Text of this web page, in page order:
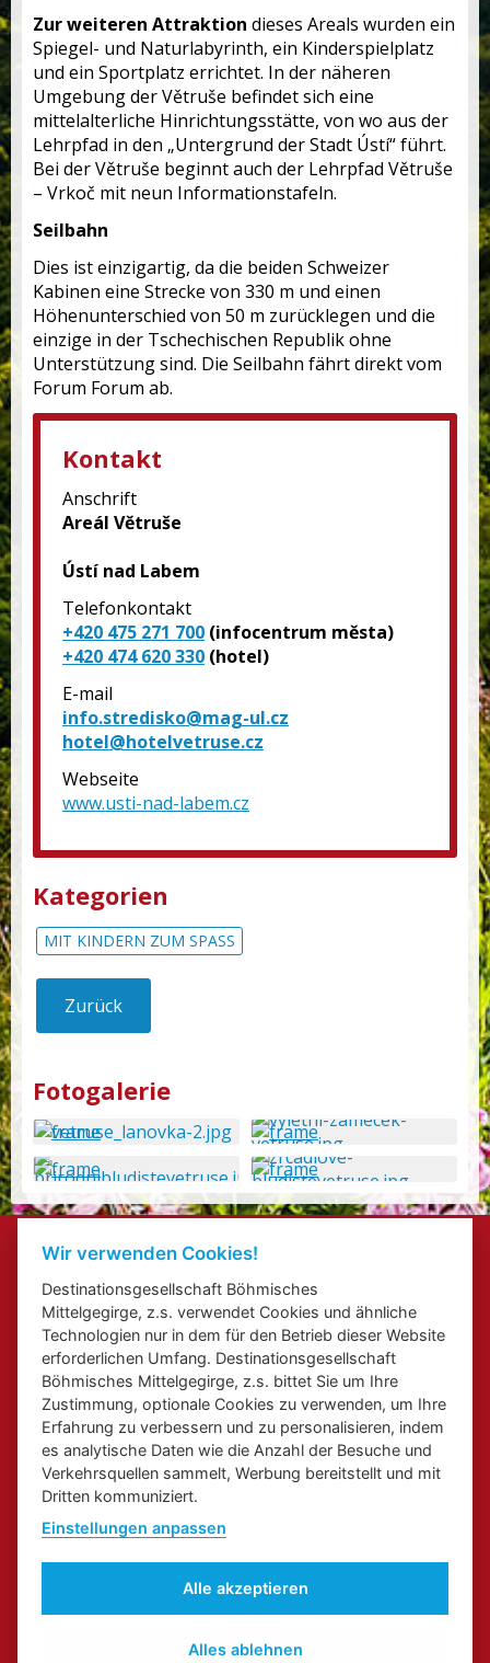
Zur weiteren Attraktion dieses Areals wurden ein
Spiegel- und Naturlabyrinth, ein Kinderspielplatz
und ein Sportplatz errichtet. In der näheren
Umgebung der Větruše befindet sich eine
mittelalterliche Hinrichtungsstätte, von wo aus der
Lehrpfad in den „Untergrund der Stadt Ústí“ führt.
Bei der Větruše beginnt auch der Lehrpfad Větruše
– Vrkoč mit neun Informationstafeln.
Seilbahn
Dies ist einzigartig, da die beiden Schweizer
Kabinen eine Strecke von 330 m und einen
Höhenunterschied von 50 m zurücklegen und die
einzige in der Tschechischen Republik ohne
Unterstützung sind. Die Seilbahn fährt direkt vom
Forum Forum ab.
Kontakt
Anschrift
Areál Větruše
Ústí nad Labem
Telefonkontakt
+420 475 271 700 (infocentrum města)
+420 474 620 330 (hotel)
E-mail
info.stredisko@mag-ul.cz
hotel@hotelvetruse.cz
Webseite
www.usti-nad-labem.cz
Kategorien
MIT KINDERN ZUM SPASS
Zurück
Fotogalerie
Kontakte
Přihlášení odběru newsletterů
Cookies
Web über Elbe Radweg in Aussiger Region
Web über Kongress - und inzentive Touristik in Aussiger
Regionale Marke
Wir verwenden Cookies!
Destinationsgesellschaft Böhmisches
Mittelgegirge, z.s. verwendet Cookies und ähnliche
Technologien nur in dem für den Betrieb dieser Website
erforderlichen Umfang. Destinationsgesellschaft
Böhmisches Mittelgegirge, z.s. bittet Sie um Ihre
Zustimmung, optionale Cookies zu verwenden, um Ihre
Erfahrung zu verbessern und zu personalisieren, indem
es analytische Daten wie die Anzahl der Besuche und
Verkehrsquellen sammelt, Werbung bereitstellt und mit
Dritten kommuniziert.
Einstellungen anpassen
Alle akzeptieren
Alles ablehnen